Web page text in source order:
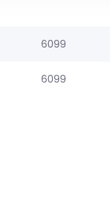
6099
6099